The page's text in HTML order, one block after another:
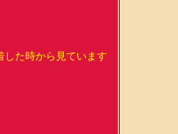
した時から見ています